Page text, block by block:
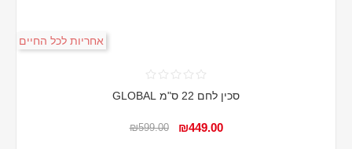
אחריות לכל החיים
סכין לחם 22 ס"מ GLOBAL
₪449.00
₪599.00